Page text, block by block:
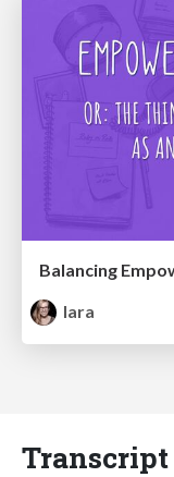
Balancing
lara
Transcript